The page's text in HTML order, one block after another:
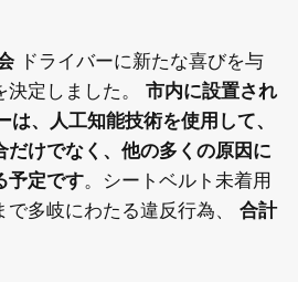
ドライバーに新たな喜びを与
決定しました。 市内に設置され
、人工知能技術を使用して、
だけでなく、他の多くの原因に
予定です。シートベルト未着用
多岐にわたる違反行為、 合計